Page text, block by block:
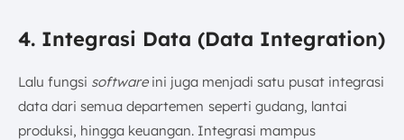
4. Integrasi Data (Data Integration)
Lalu fungsi softwareini juga menjadi satu pusat integrasi
data dari semua departemen seperti gudang, lantai
produksi, hingga keuangan. Integrasi mampus